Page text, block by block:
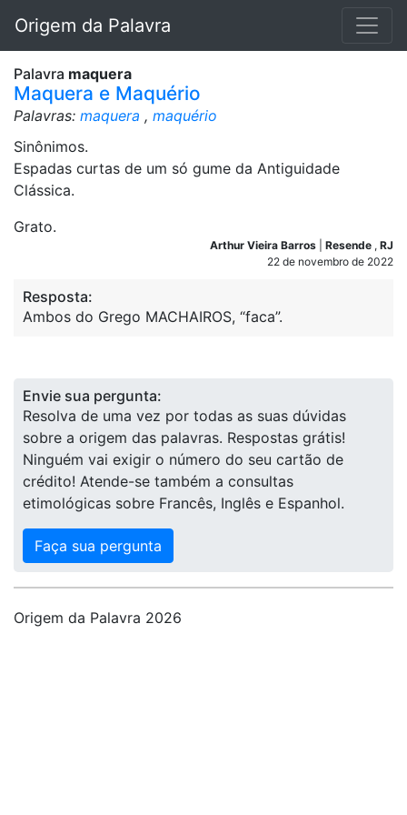
Origem da Palavra
Palavra maquera
Maquera e Maquério
Palavras: maquera , maquério
Sinônimos.
Espadas curtas de um só gume da Antiguidade
Clássica.
Grato.
Arthur Vieira Barros Resende , RJ
22 de novembro de 2022
Resposta:
Ambos do Grego MACHAIROS, “faca”.
Envie sua pergunta:
Resolva de uma vez por todas as suas dúvidas
sobre a origem das palavras. Respostas grátis!
Ninguém vai exigir o número do seu cartão de
crédito! Atende-se também a consultas
etimológicas sobre Francês, Inglês e Espanhol.
Faça sua pergunta
Origem da Palavra 2026